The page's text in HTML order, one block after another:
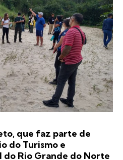
que faz parte de
do Turismo e
do Rio Grande do Norte